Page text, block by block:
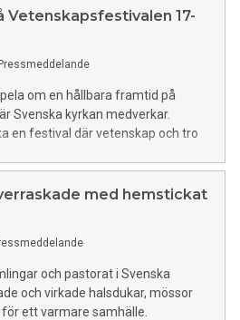
om 3 milj.
Vetenskapsfestivalen 17-
om en hållbara framtid på
Svenska kyrkan medverkar.
en festival där vetenskap och tro
med hemstickat
och pastorat i Svenska
och virkade halsdukar, mössor
ett varmare samhälle.